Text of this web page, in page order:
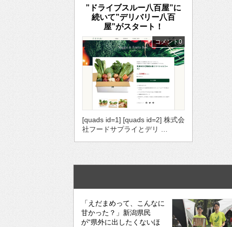
”ドライブスルー八百屋”に
続いて”デリバリー八百
屋”がスタート！
コメント0
[quads id=1] [quads id=2] 株式会
社フードサプライとデリ …
「えだまめって、こんなに
甘かった？」新潟県民
が“県外に出したくないほ